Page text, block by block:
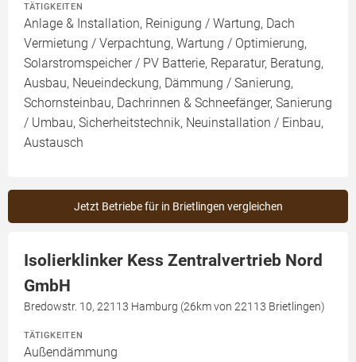
TÄTIGKEITEN
Anlage & Installation, Reinigung / Wartung, Dach
Vermietung / Verpachtung, Wartung / Optimierung,
Solarstromspeicher / PV Batterie, Reparatur, Beratung,
Ausbau, Neueindeckung, Dämmung / Sanierung,
Schornsteinbau, Dachrinnen & Schneefänger, Sanierung
/ Umbau, Sicherheitstechnik, Neuinstallation / Einbau,
Austausch
Jetzt Betriebe für in Brietlingen vergleichen
Isolierklinker Kess Zentralvertrieb Nord
GmbH
Bredowstr. 10, 22113 Hamburg (26km von 22113 Brietlingen)
TÄTIGKEITEN
Außendämmung